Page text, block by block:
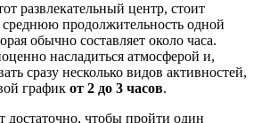
развлекательный центр, стоит
среднюю продолжительность одной
обычно составляет около часа.
насладиться атмосферой и,
сразу несколько видов активностей,
график от 2 до 3 часов.
достаточно, чтобы пройти один